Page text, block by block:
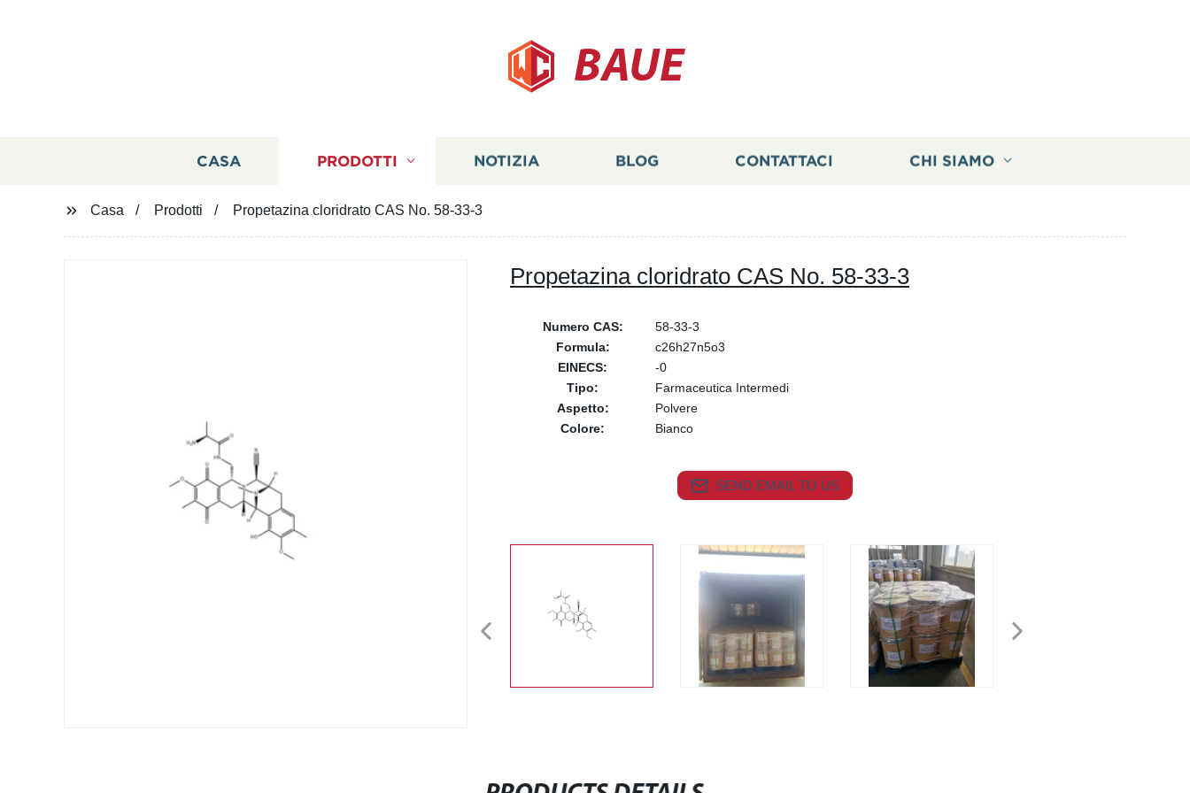
BAUE
CASA PRODOTTI NOTIZIA BLOG CONTATTACI CHI SIAMO
Casa Prodotti Propetazina cloridrato CAS No. 58-33-3
Propetazina cloridrato CAS No. 58-33-3
Numero CAS:
58-33-3
Formula:
c26h27n5o3
EINECS:
-0
Tipo:
Farmaceutica Intermedi
Aspetto:
Polvere
Colore:
Bianco
SEND EMAIL TO US